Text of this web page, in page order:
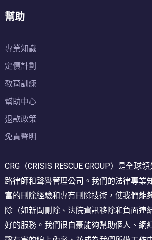
幫助
專業知識
定價計劃
教育訓練
幫助中心
退款政策
免責聲明
CRG（CRISIS RESCUE GROUP）是全球
路律師和聲譽管理公司。我們的法律專業
富的刪除經驗和專有刪除技術，使我們能
除（如新聞刪除、法院資訊移除和負面連
好的服務。我們很自豪能夠幫助個人、網